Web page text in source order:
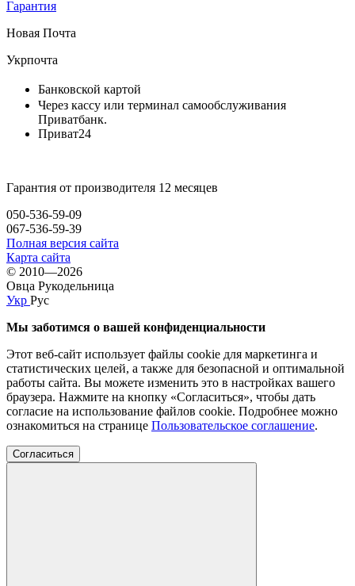
Гарантия
Новая Почта
Укрпочта
Банковской картой
Через кассу или терминал самообслуживания
Приватбанк.
Приват24
Гарантия от производителя 12 месяцев
050-536-59-09
067-536-59-39
Полная версия сайта
Карта сайта
© 2010—2026
Овца Рукодельница
Укр Рус
Мы заботимся о вашей конфиденциальности
Этот веб-сайт использует файлы cookie для маркетинга и
статистических целей, а также для безопасной и оптимальной
работы сайта. Вы можете изменить это в настройках вашего
браузера. Нажмите на кнопку «Согласиться», чтобы дать
согласие на использование файлов cookie. Подробнее можно
ознакомиться на странице Пользовательское соглашение.
Согласиться